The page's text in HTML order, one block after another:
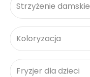
Strzyżenie damskie
Koloryzacja
Fryzjer dla dzieci